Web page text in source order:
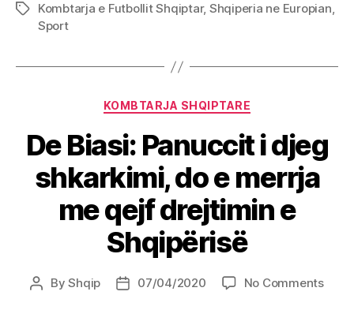
TagsKombtarja e Futbollit Shqiptar, Shqiperia ne Europian,
Sport
Categories
KOMBTARJA SHQIPTARE
De Biasi: Panuccit i djeg
shkarkimi, do e merrja
me qejf drejtimin e
Shqipërisë
PostByShqip
Post07/04/2020 No Commentson